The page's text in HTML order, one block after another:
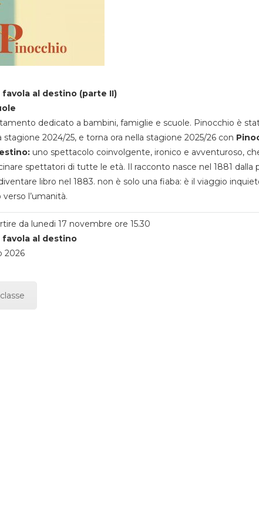
favola al destino (parte II)
dedicato a bambini, famiglie e scuole. Pinocchio è
2024/25, e torna ora nella stagione 2025/26 con
uno spettacolo coinvolgente, ironico e avventuroso,
spettatori di tutte le età. Il racconto nasce nel 1881 dalla
libro nel 1883. non è solo una fiaba: è il viaggio
l’umanità.
da lunedi 17 novembre ore 15.30
favola al destino
2026